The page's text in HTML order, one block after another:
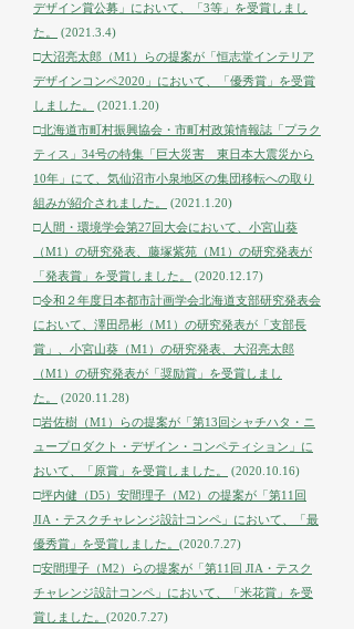
デザイン賞公募」において、「3等」を受賞しまし
た。
(2021.3.4)
□大沼亮太郎（M1）らの提案が「恒志堂インテリア
デザインコンペ2020」において、「優秀賞」を受賞
しました。
(2021.1.20)
□北海道市町村振興協会・市町村政策情報誌「プラク
ティス」34号の特集「巨大災害 東日本大震災から
10年」にて、気仙沼市小泉地区の集団移転への取り
組みが紹介されました。
(2021.1.20)
□ 人間・環境学会第27回大会において、小宮山葵
（M1）の研究発表、藤塚紫苑（M1）の研究発表が
「発表賞」を受賞しました。
(2020.12.17)
□令和２年度日本都市計画学会北海道支部研究発表会
において、澤田昂彬（M1）の研究発表が「支部長
賞」、小宮山葵（M1）の研究発表、大沼亮太郎
（M1）の研究発表が「奨励賞」を受賞しまし
た。
(2020.11.28)
□岩佐樹（M1）らの提案が「第13回シャチハタ・ニ
ュープロダクト・デザイン・コンペティション」に
おいて、「原賞」を受賞しました。
(2020.10.16)
□坪内健（D5）安間理子（M2）の提案が「第11回
JIA・テスクチャレンジ設計コンペ」において、「最
優秀賞」を受賞しました。 (2020.7.27)
□安間理子（M2）らの提案が「第11回 JIA・テスク
チャレンジ設計コンペ」において、「米花賞」を受
賞しました。 (2020.7.27)